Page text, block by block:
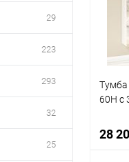
29
223
293
32
25
В
Тумба
60Н с
28